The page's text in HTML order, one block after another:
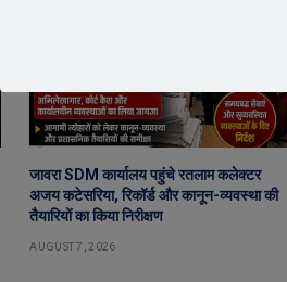
जावरा SDM कार्यालय पहुंचे रतलाम कलेक्टर
अजय कटेसरिया, रिकॉर्ड और कानून-व्यवस्था की
तैयारियों का किया निरीक्षण
AUGUST 7, 2026